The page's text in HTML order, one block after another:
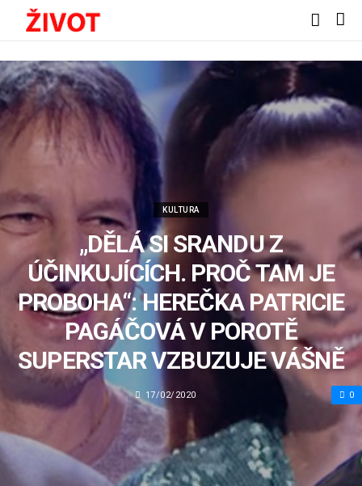
KULTURA
„DĚLÁ SI SRANDU Z
ÚČINKUJÍCÍCH. PROČ TAM JE
PROBOHA“: HEREČKA PATRICIE
PAGÁČOVÁ V POROTĚ
SUPERSTAR VZBUZUJE VÁŠNĚ
17/02/2020 0